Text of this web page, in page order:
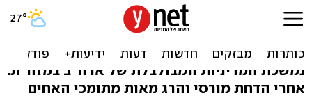
קרי מפתיע: האחים
המוסלמים גנבו המהפכה
נמשכת המדיניות המבולבלת של ארה"ב במזה"ת.
אחרי הדחת מורסי והרג מאות מתומכי האחים